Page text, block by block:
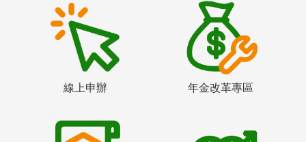
線上申辦 年金改革專區